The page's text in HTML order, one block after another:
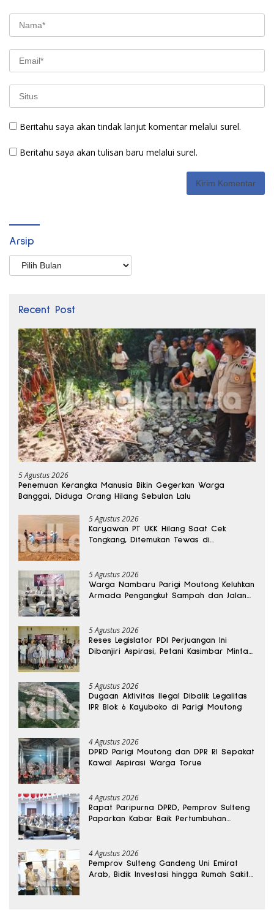
Beritahu saya akan tindak lanjut komentar melalui surel.
Beritahu saya akan tulisan baru melalui surel.
Arsip
Arsip
Recent Post
5 Agustus 2026
Penemuan Kerangka Manusia Bikin Gegerkan Warga
Banggai, Diduga Orang Hilang Sebulan Lalu
5 Agustus 2026
Karyawan PT UKK Hilang Saat Cek
Tongkang, Ditemukan Tewas di
5 Agustus 2026
Warga Nambaru Parigi Moutong Keluhkan
Armada Pengangkut Sampah dan Jalan
5 Agustus 2026
Reses Legislator PDI Perjuangan Ini
Dibanjiri Aspirasi, Petani Kasimbar Minta
5 Agustus 2026
Dugaan Aktivitas Ilegal Dibalik Legalitas
IPR Blok 6 Kayuboko di Parigi Moutong
4 Agustus 2026
DPRD Parigi Moutong dan DPR RI Sepakat
Kawal Aspirasi Warga Torue
4 Agustus 2026
Rapat Paripurna DPRD, Pemprov Sulteng
Paparkan Kabar Baik Pertumbuhan
4 Agustus 2026
Pemprov Sulteng Gandeng Uni Emirat
Arab, Bidik Investasi hingga Rumah Sakit